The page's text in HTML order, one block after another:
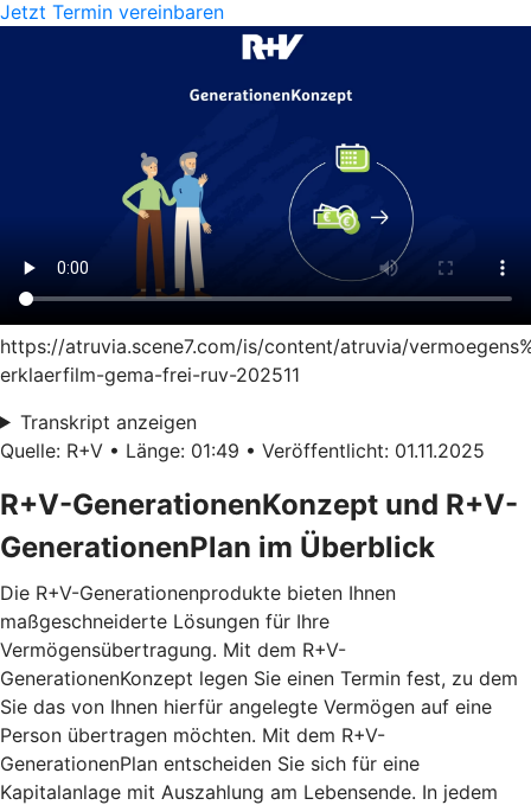
Jetzt Termin vereinbaren
https://atruvia.scene7.com/is/content/atruvia/
erklaerfilm-gema-frei-ruv-202511
Transkript anzeigen
Quelle: R+V • Länge: 01:49 • Veröffentlicht: 01.11.2025
R+V-GenerationenKonzept und R+V-
GenerationenPlan im Überblick
Die R+V-Generationenprodukte bieten Ihnen
maßgeschneiderte Lösungen für Ihre
Vermögensübertragung. Mit dem R+V-
GenerationenKonzept legen Sie einen Termin fest, zu dem
Sie das von Ihnen hierfür angelegte Vermögen auf eine
Person übertragen möchten. Mit dem R+V-
GenerationenPlan entscheiden Sie sich für eine
Kapitalanlage mit Auszahlung am Lebensende. In jedem